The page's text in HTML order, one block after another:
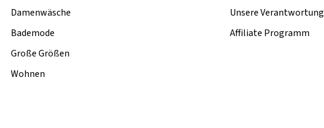
Damenwäsche
Bademode
Große Größen
Wohnen
Unsere Verantwortung
Affiliate Programm